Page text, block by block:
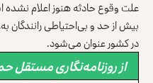
علت وقوع حادثه هنوز اعلام
بیش از حد و بی‌احتیاطی رانندگان
در کشور عنوان می‌شود.
از روزنامه‌نگاری مستقل